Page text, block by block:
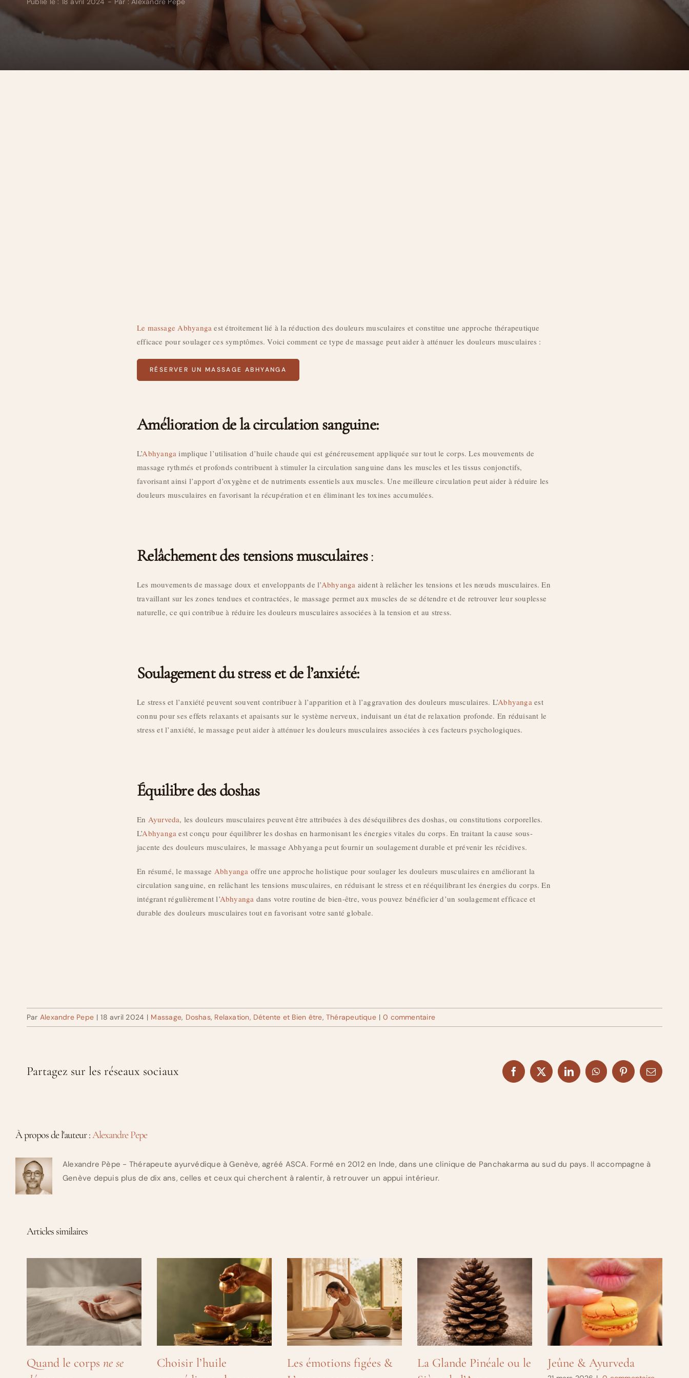
Le massage Abhyanga est étroitement lié à la réduction des douleurs musculaires et constitue une approche thérapeutique
efficace pour soulager ces symptômes. Voici comment ce type de massage peut aider à atténuer les douleurs musculaires :
RÉSERVER UN MASSAGE ABHYANGA
Amélioration de la circulation sanguine:
L’Abhyanga implique l’utilisation d’huile chaude qui est généreusement appliquée sur tout le corps. Les mouvements de
massage rythmés et profonds contribuent à stimuler la circulation sanguine dans les muscles et les tissus conjonctifs,
favorisant ainsi l’apport d’oxygène et de nutriments essentiels aux muscles. Une meilleure circulation peut aider à réduire les
douleurs musculaires en favorisant la récupération et en éliminant les toxines accumulées.
Relâchement des tensions musculaires:
Les mouvements de massage doux et enveloppants de l’Abhyanga aident à relâcher les tensions et les nœuds musculaires. En
travaillant sur les zones tendues et contractées, le massage permet aux muscles de se détendre et de retrouver leur souplesse
naturelle, ce qui contribue à réduire les douleurs musculaires associées à la tension et au stress.
Soulagement du stress et de l’anxiété:
Le stress et l’anxiété peuvent souvent contribuer à l’apparition et à l’aggravation des douleurs musculaires. L’Abhyanga est
connu pour ses effets relaxants et apaisants sur le système nerveux, induisant un état de relaxation profonde. En réduisant le
stress et l’anxiété, le massage peut aider à atténuer les douleurs musculaires associées à ces facteurs psychologiques.
Équilibre des doshas
En Ayurveda, les douleurs musculaires peuvent être attribuées à des déséquilibres des doshas, ou constitutions corporelles.
L’Abhyanga est conçu pour équilibrer les doshas en harmonisant les énergies vitales du corps. En traitant la cause sous-
jacente des douleurs musculaires, le massage Abhyanga peut fournir un soulagement durable et prévenir les récidives.
En résumé, le massage Abhyanga offre une approche holistique pour soulager les douleurs musculaires en améliorant la
circulation sanguine, en relâchant les tensions musculaires, en réduisant le stress et en rééquilibrant les énergies du corps. En
intégrant régulièrement l’Abhyanga dans votre routine de bien-être, vous pouvez bénéficier d’un soulagement efficace et
durable des douleurs musculaires tout en favorisant votre santé globale.
Par Alexandre Pepe | 18 avril 2024 | Massage, Doshas, Relaxation, Détente et Bien être, Thérapeutique | 0 commentaire
Partagez sur les réseaux sociaux Facebook
X LinkedInWhatsAppPinterestEmail
À propos de l'auteur :Alexandre Pepe
Alexandre Pèpe - Thérapeute ayurvédique à Genève, agréé ASCA. Formé en 2012 en Inde, dans une clinique de Panchakarma au sud du pays. Il accompagne à
Genève depuis plus de dix ans, celles et ceux qui cherchent à ralentir, à retrouver un appui intérieur.
Articles similaires
Quand le corps ne se
Choisir l’huile
Les émotions figées &
La Glande Pinéale ou le
Jeûne & Ayurveda